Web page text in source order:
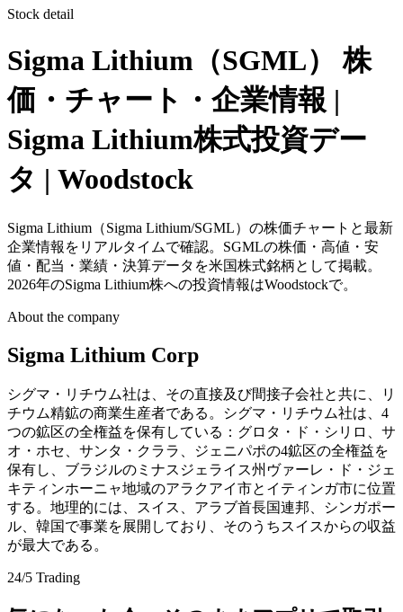
Stock detail
Sigma Lithium（SGML）
株
価・チャート・企業情報 |
Sigma Lithium株式投資デー
タ | Woodstock
Sigma Lithium（Sigma Lithium/SGML）の株価チャートと最新
企業情報をリアルタイムで確認。SGMLの株価・高値・安
値・配当・業績・決算データを米国株式銘柄として掲載。
2026年のSigma Lithium株への投資情報はWoodstockで。
About the company
Sigma Lithium Corp
シグマ・リチウム社は、その直接及び間接子会社と共に、リ
チウム精鉱の商業生産者である。シグマ・リチウム社は、4
つの鉱区の全権益を保有している：グロタ・ド・シリロ、サ
オ・ホセ、サンタ・クララ、ジェニパポの4鉱区の全権益を
保有し、ブラジルのミナスジェライス州ヴァーレ・ド・ジェ
キティンホーニャ地域のアラクアイ市とイティンガ市に位置
する。地理的には、スイス、アラブ首長国連邦、シンガポー
ル、韓国で事業を展開しており、そのうちスイスからの収益
が最大である。
24/5 Trading